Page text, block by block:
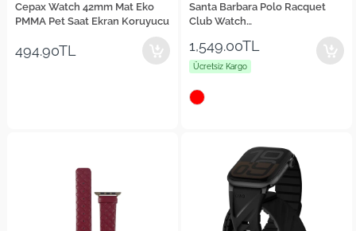
Cepax Watch 42mm Mat Eko
PMMA Pet Saat Ekran Koruyucu
494.90TL
Santa Barbara Polo Racquet
Club Watch
42/44/45/46/49mm Uyumlu
Brendan Deri Kordon
1,549.00TL
Ücretsiz Kargo